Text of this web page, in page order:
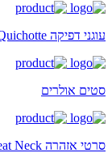
עוגני דפיקה Don Quichotte
סטים אולרים
סרטי אזהרה Great Neck